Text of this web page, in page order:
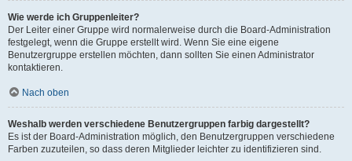
Wie werde ich Gruppenleiter?
Der Leiter einer Gruppe wird normalerweise durch die Board-Administration
festgelegt, wenn die Gruppe erstellt wird. Wenn Sie eine eigene
Benutzergruppe erstellen möchten, dann sollten Sie einen Administrator
kontaktieren.
Nach oben
Weshalb werden verschiedene Benutzergruppen farbig dargestellt?
Es ist der Board-Administration möglich, den Benutzergruppen verschiedene
Farben zuzuteilen, so dass deren Mitglieder leichter zu identifizieren sind.